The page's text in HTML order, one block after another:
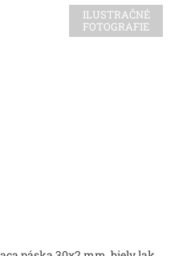
ILUSTRAČNÉ
FOTOGRAFIE